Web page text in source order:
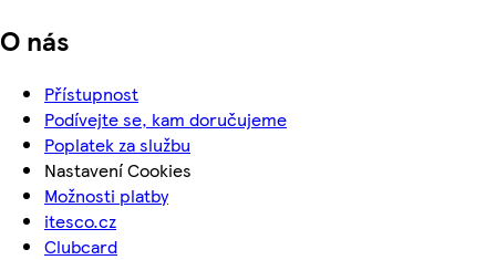
O nás
Přístupnost
Podívejte se, kam doručujeme
Poplatek za službu
Nastavení Cookies
Možnosti platby
itesco.cz
Clubcard